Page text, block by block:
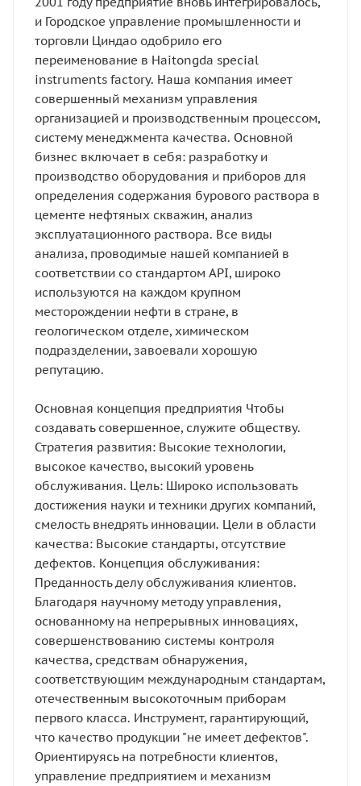
и Городское управление промышленности и
торговли Циндао одобрило его
переименование в Haitongda special
instruments factory. Наша компания имеет
совершенный механизм управления
организацией и производственным процессом,
систему менеджмента качества. Основной
бизнес включает в себя: разработку и
производство оборудования и приборов для
определения содержания бурового раствора в
цементе нефтяных скважин, анализ
эксплуатационного раствора. Все виды
анализа, проводимые нашей компанией в
соответствии со стандартом API, широко
используются на каждом крупном
месторождении нефти в стране, в
геологическом отделе, химическом
подразделении, завоевали хорошую
репутацию.
Основная концепция предприятия Чтобы
создавать совершенное, служите обществу.
Стратегия развития: Высокие технологии,
высокое качество, высокий уровень
обслуживания. Цель: Широко использовать
достижения науки и техники других компаний,
смелость внедрять инновации. Цели в области
качества: Высокие стандарты, отсутствие
дефектов. Концепция обслуживания:
Преданность делу обслуживания клиентов.
Благодаря научному методу управления,
основанному на непрерывных инновациях,
совершенствованию системы контроля
качества, средствам обнаружения,
соответствующим международным стандартам,
отечественным высокоточным приборам
первого класса. Инструмент, гарантирующий,
что качество продукции "не имеет дефектов".
Ориентируясь на потребности клиентов,
управление предприятием и механизм